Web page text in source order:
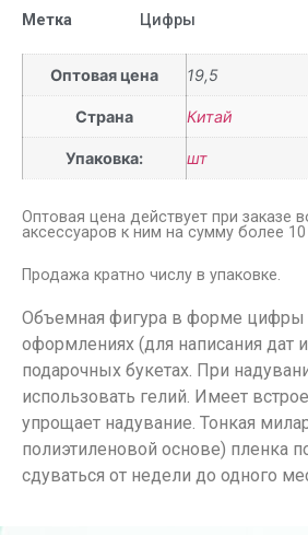
Метка
Цифры
Оптовая цена 19,5
Страна Китай
Упаковка: шт
Оптовая цена действует при заказе
аксессуаров к ним на сумму более 10
Продажа кратно числу в упаковке.
Объемная фигура в форме цифры
оформлениях (для написания дат
подарочных букетах. При
использовать гелий. Имеет
упрощает надувание. Тонкая
полиэтиленовой основе) пленка
сдуваться от недели до одного